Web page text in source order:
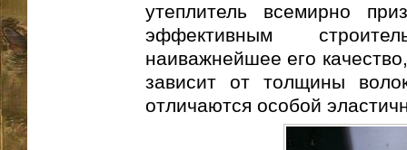
утеплитель всемирно
эффективным
наиважнейшее его
зависит от толщины
отличаются особой